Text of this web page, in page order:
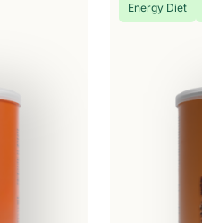
Energy Diet